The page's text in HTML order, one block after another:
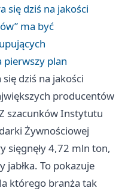
się dziś na jakości
ma być
pierwszy plan
dziś na jakości
producentów
szacunków Instytutu
Żywnościowej
sięgnęły 4,72 mln ton,
jabłka. To pokazuje
którego branża tak